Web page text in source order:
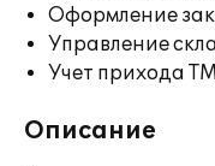
Оформление
Управление
Учет прихода
Описание